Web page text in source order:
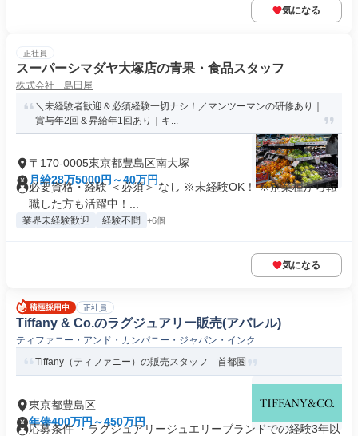
気になる
正社員
スーパーシマダヤ大塚店の青果・食品スタッフ
株式会社 島田屋
＼未経験者歓迎＆必須経験一切ナシ！／マンツーマンの研修あり｜
賞与年2回＆昇給年1回あり｜キ...
〒170-0005東京都豊島区南大塚
月給28万5000円～40万円
必要資格・経験 ＜必須＞ なし ※未経験OK！ ※別業種から転
職した方も活躍中！...
業界未経験歓迎 経験不問 +6個
気になる
正社員
Tiffany & Co.のラグジュアリー販売(アパレル)
ティファニー・アンド・カンパニー・ジャパン・インク
Tiffany（ティファニー）の販売スタッフ 首都圏
東京都豊島区
年俸400万円～450万円
応募条件 ・ラグジュアリージュエリーブランドでの経験3年以